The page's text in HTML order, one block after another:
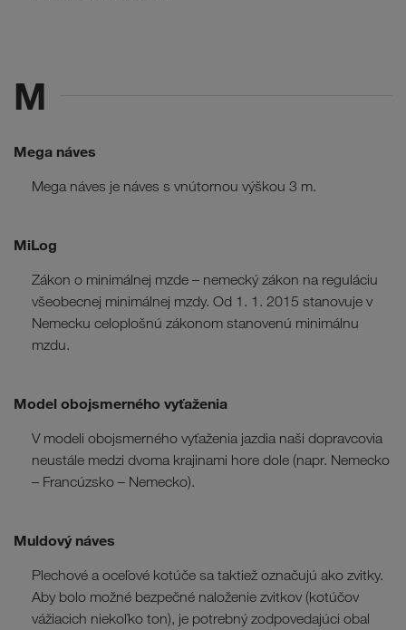
M
Mega náves
Mega náves je náves s vnútornou výškou 3 m.
MiLog
Zákon o minimálnej mzde – nemecký zákon na reguláciu
všeobecnej minimálnej mzdy. Od 1. 1. 2015 stanovuje v
Nemecku celoplošnú zákonom stanovenú minimálnu
mzdu.
Model obojsmerného vyťaženia
V modeli obojsmerného vyťaženia jazdia naši dopravcovia
neustále medzi dvoma krajinami hore dole (napr. Nemecko
– Francúzsko – Nemecko).
Muldový náves
Plechové a oceľové kotúče sa taktiež označujú ako zvitky.
Aby bolo možné bezpečné naloženie zvitkov (kotúčov
vážiacich niekoľko ton), je potrebný zodpovedajúci obal